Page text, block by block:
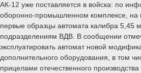
АК-12 уже поставляется в войска: по
оборонно-промышленном комплексе, на
первые образцы автомата калибра 5,45
подразделениям ВДВ. В сообщении
эксплуатировать автомат новой
дополнительного оборудования, в том
прицелами отечественного